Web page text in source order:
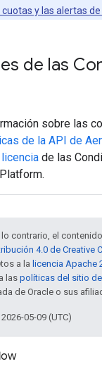
y las alertas
de las
sobre las
de la API de
de las
contrario, el
4.0 de Creative
a la licencia Apache
las políticas del sitio
de Oracle o sus
05-09 (UTC)